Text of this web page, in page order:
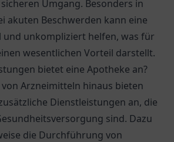
Umgang. Besonders in
akuten Beschwerden kann eine
und unkompliziert helfen, was für
wesentlichen Vorteil darstellt.
bietet eine Apotheke an?
Arzneimitteln hinaus bieten
Dienstleistungen an, die
sind. Dazu
die Durchführung von